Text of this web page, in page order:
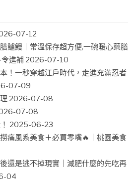
07-12
鱸鰻｜常溫保存超方便,一碗暖心藥膳
進補 2026-07-10
！一秒穿越江戶時代，走進充滿忍者
07-09
2026-07-08
07-08
2025-06-23
痛風系美食＋必買零嘴🔥｜桃園美食
還是逃不掉現實｜減肥什麼的先吃再
04